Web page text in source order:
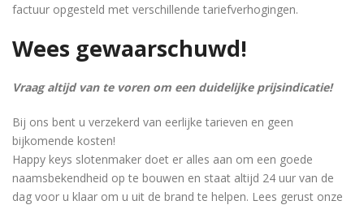
factuur opgesteld met verschillende tariefverhogingen.
Wees gewaarschuwd!
Vraag altijd van te voren om een ​​duidelijke prijsindicatie!
Bij ons bent u verzekerd van eerlijke tarieven en geen
bijkomende kosten!
Happy keys slotenmaker doet er alles aan om een ​​goede
naamsbekendheid op te bouwen en staat altijd 24 uur van de
dag voor u klaar om u uit de brand te helpen. Lees gerust onze